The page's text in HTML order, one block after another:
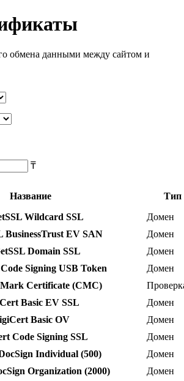
обмена данными между сайтом и
₸
Название
Тип
Wildcard SSL
Домен
BusinessTrust EV SAN
Домен
Domain SSL
Домен
Signing USB Token
Домен
Certificate (CMC)
Basic EV SSL
Домен
Basic OV
Домен
Code Signing SSL
Домен
Individual (500)
Домен
Organization (2000)
Домен